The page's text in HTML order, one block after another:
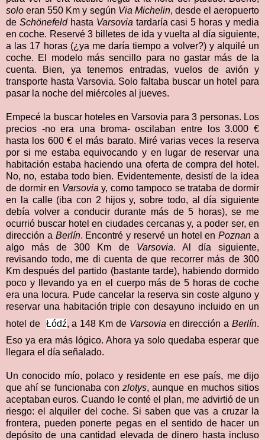
solo eran 550 Km y según Via Michelin, desde el aeropuerto
de Schönefeldhasta Varsovia tardaría casi 5 horas y media
en coche. Reservé 3 billetes de ida y vuelta al día siguiente,
a las 17 horas (¿ya me daría tiempo a volver?) y alquilé un
coche. El modelo más sencillo para no gastar más de la
cuenta. Bien, ya tenemos entradas, vuelos de avión y
transporte hasta Varsovia. Solo faltaba buscar un hotel para
pasar la noche del miércoles al jueves.
Empecé la buscar hoteles en Varsovia para 3 personas. Los
precios -no era una broma- oscilaban entre los 3.000 €
hasta los 600 € el más barato. Miré varias veces la reserva
por si me estaba equivocando y en lugar de reservar una
habitación estaba haciendo una oferta de compra del hotel.
No, no, estaba todo bien. Evidentemente, desistí de la idea
de dormir en Varsovia y, como tampoco se trataba de dormir
en la calle (iba con 2 hijos y, sobre todo, al día siguiente
debía volver a conducir durante más de 5 horas), se me
ocurrió buscar hotel en ciudades cercanas y, a poder ser, en
dirección a Berlín. Encontré y reservé un hotel enPoznan a
algo más de 300 Km de Varsovia. Al día siguiente,
revisando todo, me di cuenta de que recorrer más de 300
Km después del partido (bastante tarde), habiendo dormido
poco y llevando ya en el cuerpo más de 5 horas de coche
era una locura. Pude cancelar la reserva sin coste alguno y
reservar una habitación triple con desayuno incluido en un
hotel de Łódź, a 148 Km de Varsovia en dirección aBerlín.
Eso ya era más lógico. Ahora ya solo quedaba esperar que
llegara el día señalado.
Un conocido mío, polaco y residente en ese país, me dijo
que ahí se funcionaba conzlotys, aunque en muchos sitios
aceptaban euros. Cuando le conté el plan, me advirtió de un
riesgo: el alquiler del coche. Si saben que vas a cruzar la
frontera, pueden ponerte pegas en el sentido de hacer un
depósito de una cantidad elevada de dinero hasta incluso